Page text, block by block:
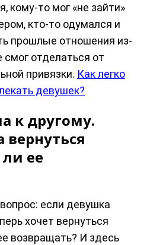
кому-то мог «не зайти»
кто-то одумался и
прошлые отношения из-
смог отделаться от
привязки. Как легко
девушек?
к другому.
ее
если девушка
хочет вернуться
возвращать? И здесь